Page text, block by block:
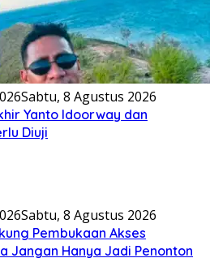
Sabtu, 8 Agustus 2026
Yanto Idoorway dan
Diuji
Sabtu, 8 Agustus 2026
Pembukaan Akses
Jangan Hanya Jadi Penonton